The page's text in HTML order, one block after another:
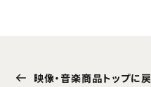
映像・音楽商品トップに